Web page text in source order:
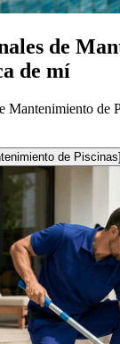
de
de mí
Mantenimiento de
de